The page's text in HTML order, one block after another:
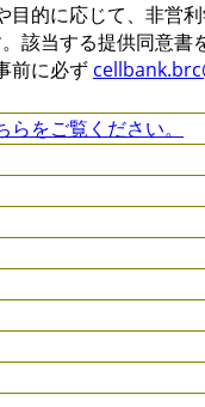
的に応じて、非営利
該当する提供同意書
前に必ず
をご覧ください。